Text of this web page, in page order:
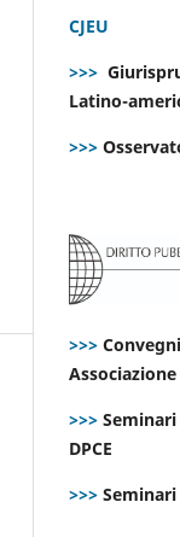
CJEU
>>>
Latino-
>>>
>>>
Associazione
>>>
DPCE
>>> Seminari